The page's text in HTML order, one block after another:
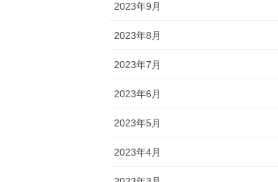
2023年9月
2023年8月
2023年7月
2023年6月
2023年5月
2023年4月